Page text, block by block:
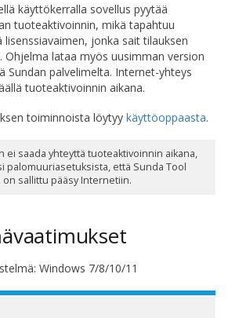
käyttökerralla sovellus pyytää
tuoteaktivoinnin, mikä tapahtuu
lisenssiavaimen, jonka sait tilauksen
Ohjelma lataa myös uusimman version
Sundan palvelimelta. Internet-yhteys
tuoteaktivoinnin aikana.
toiminnoista löytyy käyttöoppaasta.
ei saada yhteyttä tuoteaktivoinnin aikana,
palomuuriasetuksista, että Sunda Tool
sallittu pääsy Internetiin.
Windows 7/8/10/11